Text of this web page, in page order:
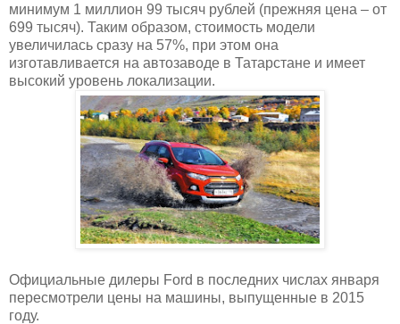
минимум 1 миллион 99 тысяч рублей (прежняя цена – от
699 тысяч). Таким образом, стоимость модели
увеличилась сразу на 57%, при этом она
изготавливается на автозаводе в Татарстане и имеет
высокий уровень локализации.
Официальные дилеры Ford в последних числах января
пересмотрели цены на машины, выпущенные в 2015
году.